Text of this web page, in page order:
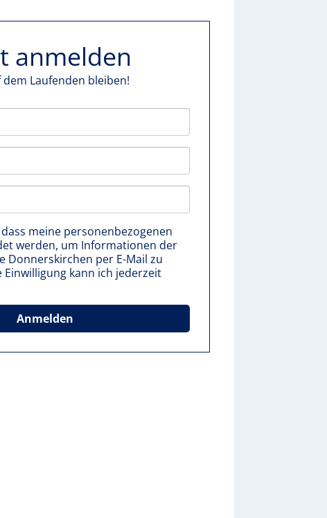
anmelden
dem Laufenden bleiben!
meine personenbezogenen
werden, um Informationen der
Donnerskirchen per E-Mail zu
Einwilligung kann ich jederzeit
Anmelden